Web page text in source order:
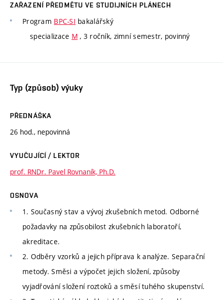
ZAŘAZENÍ PŘEDMĚTU VE STUDIJNÍCH PLÁNECH
Program BPC-SI bakalářský
specializace M , 3 ročník, zimní semestr, povinný
Typ (způsob) výuky
PŘEDNÁŠKA
26 hod., nepovinná
VYUČUJÍCÍ / LEKTOR
prof. RNDr. Pavel Rovnaník, Ph.D.
OSNOVA
1. Současný stav a vývoj zkušebních metod. Odborné
požadavky na způsobilost zkušebních laboratoří,
akreditace.
2. Odběry vzorků a jejich příprava k analýze. Separační
metody. Směsi a výpočet jejich složení, způsoby
vyjadřování složení roztoků a směsí tuhého skupenství.